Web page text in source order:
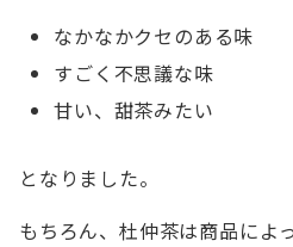
なかなかクセのある味
すごく不思議な味
甘い、甜茶みたい
となりました。
もちろん、杜仲茶は商品によ